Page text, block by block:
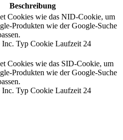
Beschreibung
Cookies wie das NID-Cookie, um
Produkten wie der Google-Suche
Inc. Typ Cookie Laufzeit 24
Cookies wie das SID-Cookie, um
Produkten wie der Google-Suche
Inc. Typ Cookie Laufzeit 24